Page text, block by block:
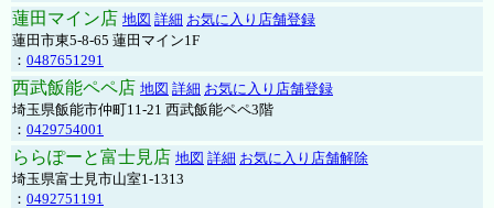
蓮田マイン店 地図 詳細 お気に入り店舗登録
蓮田市東5-8-65 蓮田マイン1F
： 0487651291
西武飯能ペペ店 地図 詳細 お気に入り店舗登録
埼玉県飯能市仲町11-21 西武飯能ペペ3階
： 0429754001
ららぽーと富士見店 地図 詳細 お気に入り店舗解除
埼玉県富士見市山室1-1313
： 0492751191